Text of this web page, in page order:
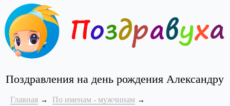
Поздравления на день рождения Александру
Главная По именам - мужчинам